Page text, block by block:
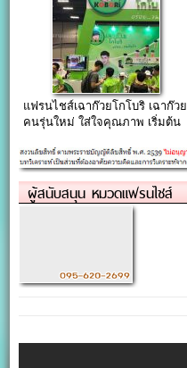
แฟรนไชส์เฉาก๊วยโกโบริ เฉาก๊วย
คนรุ่นใหม่ ใส่ใจคุณภาพ เริ่มต้น
ผู้สนับสนุน หมวดแฟรนไชส์